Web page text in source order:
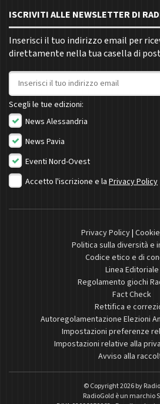
ISCRIVITI ALLE NEWSLETTER DI
Inserisci il tuo indirizzo email per
direttamente nella tua casella di
Indirizzo email
Scegli le tue edizioni:
News Alessandria
News Pavia
Eventi Nord-Ovest
Accetto l'iscrizione e la Privacy Policy
Privacy Policy|
Politica sulla diversità e
Codice etico e di
Linea Editoriale
Regolamento giochi
Fact Check
Rettifica e
Autoregolamentazione Elezioni
Impostazioni preferenze
Impostazioni relative alla
Avviso alla
© Copyright 2026 by
RadioGold è un marchio